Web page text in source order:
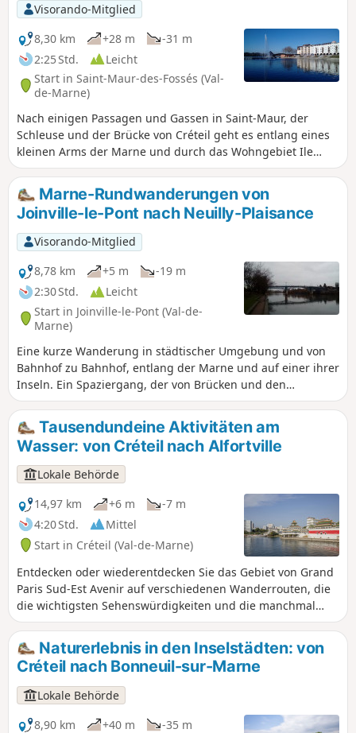
Visorando-Mitglied
8,30 km
+28 m
-31 m
2:25 Std.
Leicht
Start in Saint-Maur-des-Fossés (Val-
de-Marne)
Nach einigen Passagen und Gassen in Saint-Maur, der
Schleuse und der Brücke von Créteil geht es entlang eines
kleinen Arms der Marne und durch das Wohngebiet Ile
Brise Pain. Nach der Durchquerung des Stadtteils Mont-
Mesly in Créteil mit seinen weitläufigen Wohnsiedlungen
gelangt man zur Spitze des Sees, die mit mehreren
Springbrunnen verschönert ist.
Marne-Rundwanderungen von
Joinville-le-Pont nach Neuilly-Plaisance
Visorando-Mitglied
8,78 km
+5 m
-19 m
2:30 Std.
Leicht
Start in Joinville-le-Pont (Val-de-
Marne)
Eine kurze Wanderung in städtischer Umgebung und von
Bahnhof zu Bahnhof, entlang der Marne und auf einer ihrer
Inseln. Ein Spaziergang, der von Brücken und den
zahlreichen Ruderclubs an den Ufern geprägt ist.
Tausendundeine Aktivitäten am
Wasser: von Créteil nach Alfortville
Lokale Behörde
14,97 km
+6 m
-7 m
4:20 Std.
Mittel
Start in Créteil (Val-de-Marne)
Entdecken oder wiederentdecken Sie das Gebiet von Grand
Paris Sud-Est Avenir auf verschiedenen Wanderrouten, die
die wichtigsten Sehenswürdigkeiten und die manchmal
wenig bekannten Schätze unserer 16 Gemeinden mit ihren
ungewöhnlichen und einzigartigen Geschichten
präsentieren.
Naturerlebnis in den Inselstädten: von
Créteil nach Bonneuil-sur-Marne
Lokale Behörde
8,90 km
+40 m
-35 m